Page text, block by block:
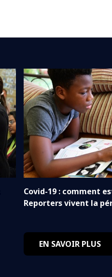
Covid-19 : comment
Reporters vivent la
EN SAVOIR PLUS